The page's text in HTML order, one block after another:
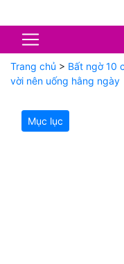
Trang chủ > Bất ngờ 10
vời nên uống hằng ngày
Mục lục